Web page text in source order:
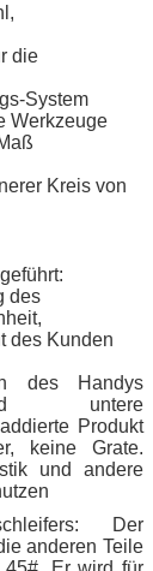
die
System
Werkzeuge
Kreis von
des
des Kunden
des Handys
untere
Produkt
keine Grate.
und andere
Der
anderen Teile